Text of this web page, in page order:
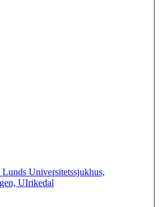
Universitetssjukhus,
UIrikedal